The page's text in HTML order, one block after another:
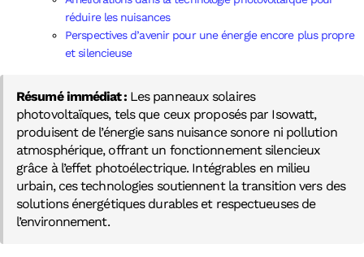
réduire les nuisances
Perspectives d’avenir pour une énergie encore plus propre
et silencieuse
Résumé immédiat : Les panneaux solaires
photovoltaïques, tels que ceux proposés par Isowatt,
produisent de l’énergie sans nuisance sonore ni pollution
atmosphérique, offrant un fonctionnement silencieux
grâce à l’effet photoélectrique. Intégrables en milieu
urbain, ces technologies soutiennent la transition vers des
solutions énergétiques durables et respectueuses de
l’environnement.